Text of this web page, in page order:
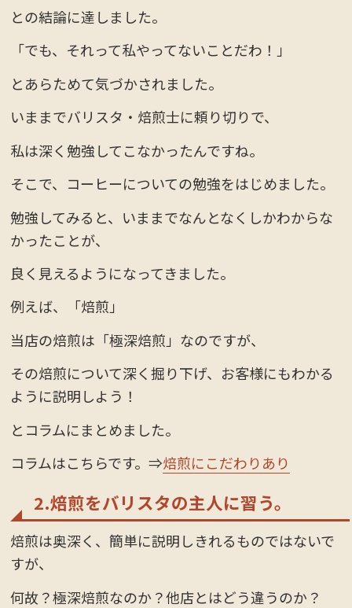
との結論に達しました。
「でも、それって私やってないことだわ！」
とあらためて気づかされました。
いままでバリスタ・焙煎士に頼り切りで、
私は深く勉強してこなかったんですね。
そこで、コーヒーについての勉強をはじめました。
勉強してみると、いままでなんとなくしかわからな
かったことが、
良く見えるようになってきました。
例えば、「焙煎」
当店の焙煎は「極深焙煎」なのですが、
その焙煎について深く掘り下げ、お客様にもわかる
ように説明しよう！
とコラムにまとめました。
コラムはこちらです。⇒焙煎にこだわりあり
2.焙煎をバリスタの主人に習う。
焙煎は奥深く、簡単に説明しきれるものではないで
すが、
何故？極深焙煎なのか？他店とはどう違うのか？